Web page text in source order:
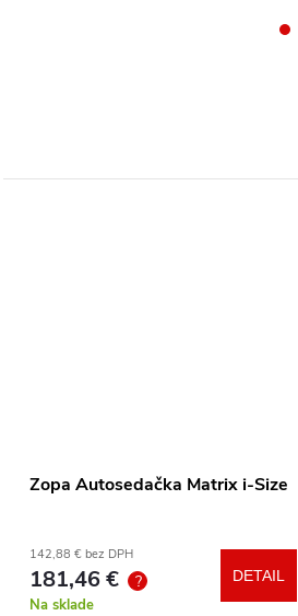
Zopa Autosedačka Matrix i-Size
142,88 € bez DPH
181,46 € ?
Na sklade
DETAIL